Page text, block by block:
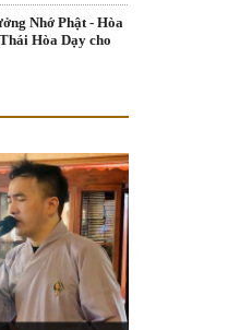
Nhớ Phật - Hòa
Hòa Dạy cho